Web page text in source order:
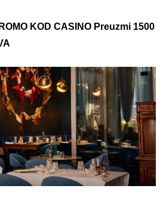
KOD CASINO Preuzmi 1500